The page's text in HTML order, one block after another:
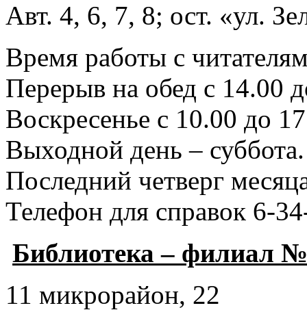
Авт. 4, 6, 7, 8; ост. «ул.
Время работы с
Перерыв на обед с 14.00
Воскресенье с 10.00 до
Выходной день – суббота.
Последний четверг
Телефон для справок 6-
Библиотека – филиал
11 микрорайон, 22